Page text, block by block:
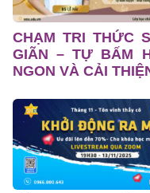
CHẠM TRI THỨC
GIÃN – TỰ BẤM
NGON VÀ CẢI